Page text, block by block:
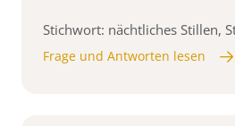
Stichwort: nächtliches Stillen,
Frage und Antworten lesen